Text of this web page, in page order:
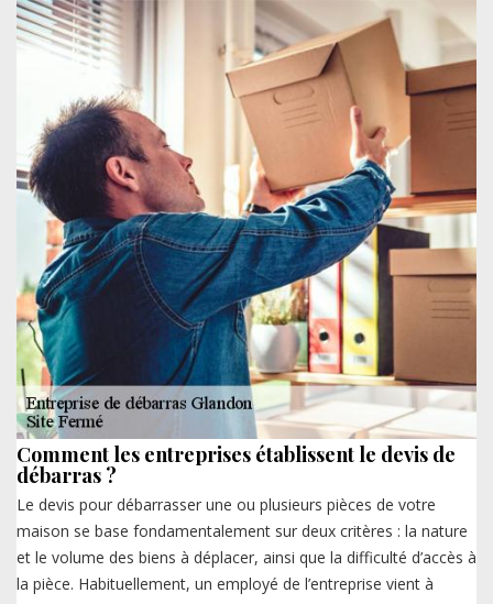
Comment les entreprises établissent le devis de
débarras ?
Le devis pour débarrasser une ou plusieurs pièces de votre
maison se base fondamentalement sur deux critères : la nature
et le volume des biens à déplacer, ainsi que la difficulté d’accès à
la pièce. Habituellement, un employé de l’entreprise vient à